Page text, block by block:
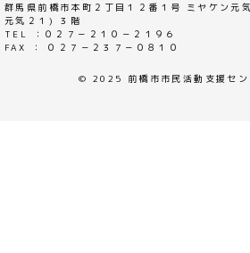
群馬県前橋市本町２丁目１２番１号 ミヤケン元
元気２１) ３階
TEL ：０２７－２１０－２１９６
FAX ： ０２７－２３７－０８１０
© 2025 前橋市市民活動支援セン